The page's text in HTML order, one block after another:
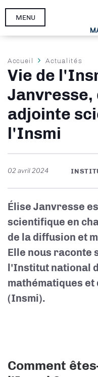
Aller
MENU
Fil
d'Ariane
Accueil Actualités
Vie de
adjointe
l'Insmi
02 avril 2024
Élise Janvresse
scientifique en
de la diffusion et
Elle nous raconte
l'Institut national
mathématiques
(Insmi).
Comment